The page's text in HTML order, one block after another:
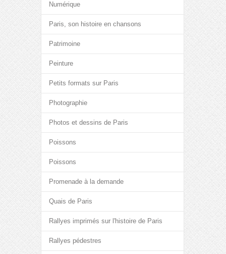
Numérique
Paris, son histoire en chansons
Patrimoine
Peinture
Petits formats sur Paris
Photographie
Photos et dessins de Paris
Poissons
Poissons
Promenade à la demande
Quais de Paris
Rallyes imprimés sur l'histoire de Paris
Rallyes pédestres